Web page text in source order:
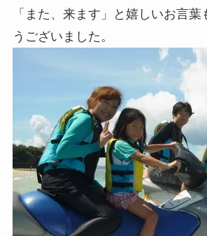
「また、来ます」と嬉しいお言葉
うございました。